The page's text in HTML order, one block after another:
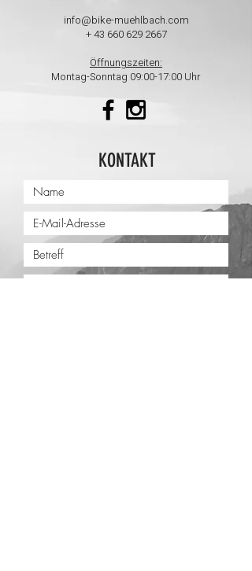
info@bike-muehlbach.com
+43 660 629 2667
Öffnungszeiten:
Montag-Sonntag 09:00-17:00 Uhr
KONTAKT